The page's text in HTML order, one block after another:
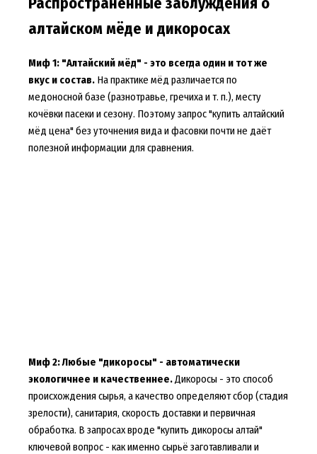
алтайском мёде и дикоросах
Миф 1: "Алтайский мёд" - это всегда один и тот же
вкус и состав.На практике мёд различается по
медоносной базе (разнотравье, гречиха и т. п.), месту
кочёвки пасеки и сезону. Поэтому запрос "купить алтайский
мёд цена" без уточнения вида и фасовки почти не даёт
полезной информации для сравнения.
Миф 2: Любые "дикоросы" - автоматически
экологичнее и качественнее.Дикоросы - это способ
происхождения сырья, а качество определяют сбор (стадия
зрелости), санитария, скорость доставки и первичная
обработка. В запросах вроде "купить дикоросы алтай"
ключевой вопрос - как именно сырьё заготавливали и